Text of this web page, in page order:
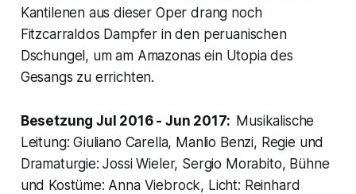
Kantilenen aus dieser Oper drang noch
Fitzcarraldos Dampfer in den peruanischen
Dschungel, um am Amazonas ein Utopia des
Gesangs zu errichten.
Besetzung Jul 2016 - Jun 2017: Musikalische
Leitung: Giuliano Carella, Manlio Benzi, Regie und
Dramaturgie: Jossi Wieler, Sergio Morabito, Bühne
und Kostüme: Anna Viebrock, Licht: Reinhard